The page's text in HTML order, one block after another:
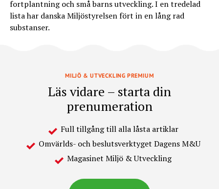
fortplantning och små barns utveckling. I en tredelad
lista har danska Miljöstyrelsen fört in en lång rad
substanser.
MILJÖ & UTVECKLING PREMIUM
Läs vidare – starta din
prenumeration
Full tillgång till alla låsta artiklar
Omvärlds- och beslutsverktyget Dagens M&U
Magasinet Miljö & Utveckling